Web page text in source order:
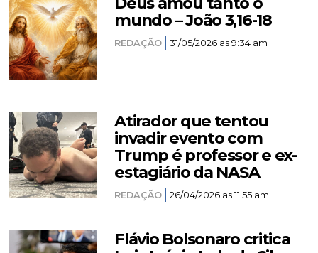
mundo – João 3,16-18
REDAÇÃO 31/05/2026 as 9:34 am
Atirador que tentou
invadir evento com
Trump é professor e ex-
estagiário da NASA
REDAÇÃO 26/04/2026 as 11:55 am
Flávio Bolsonaro critica